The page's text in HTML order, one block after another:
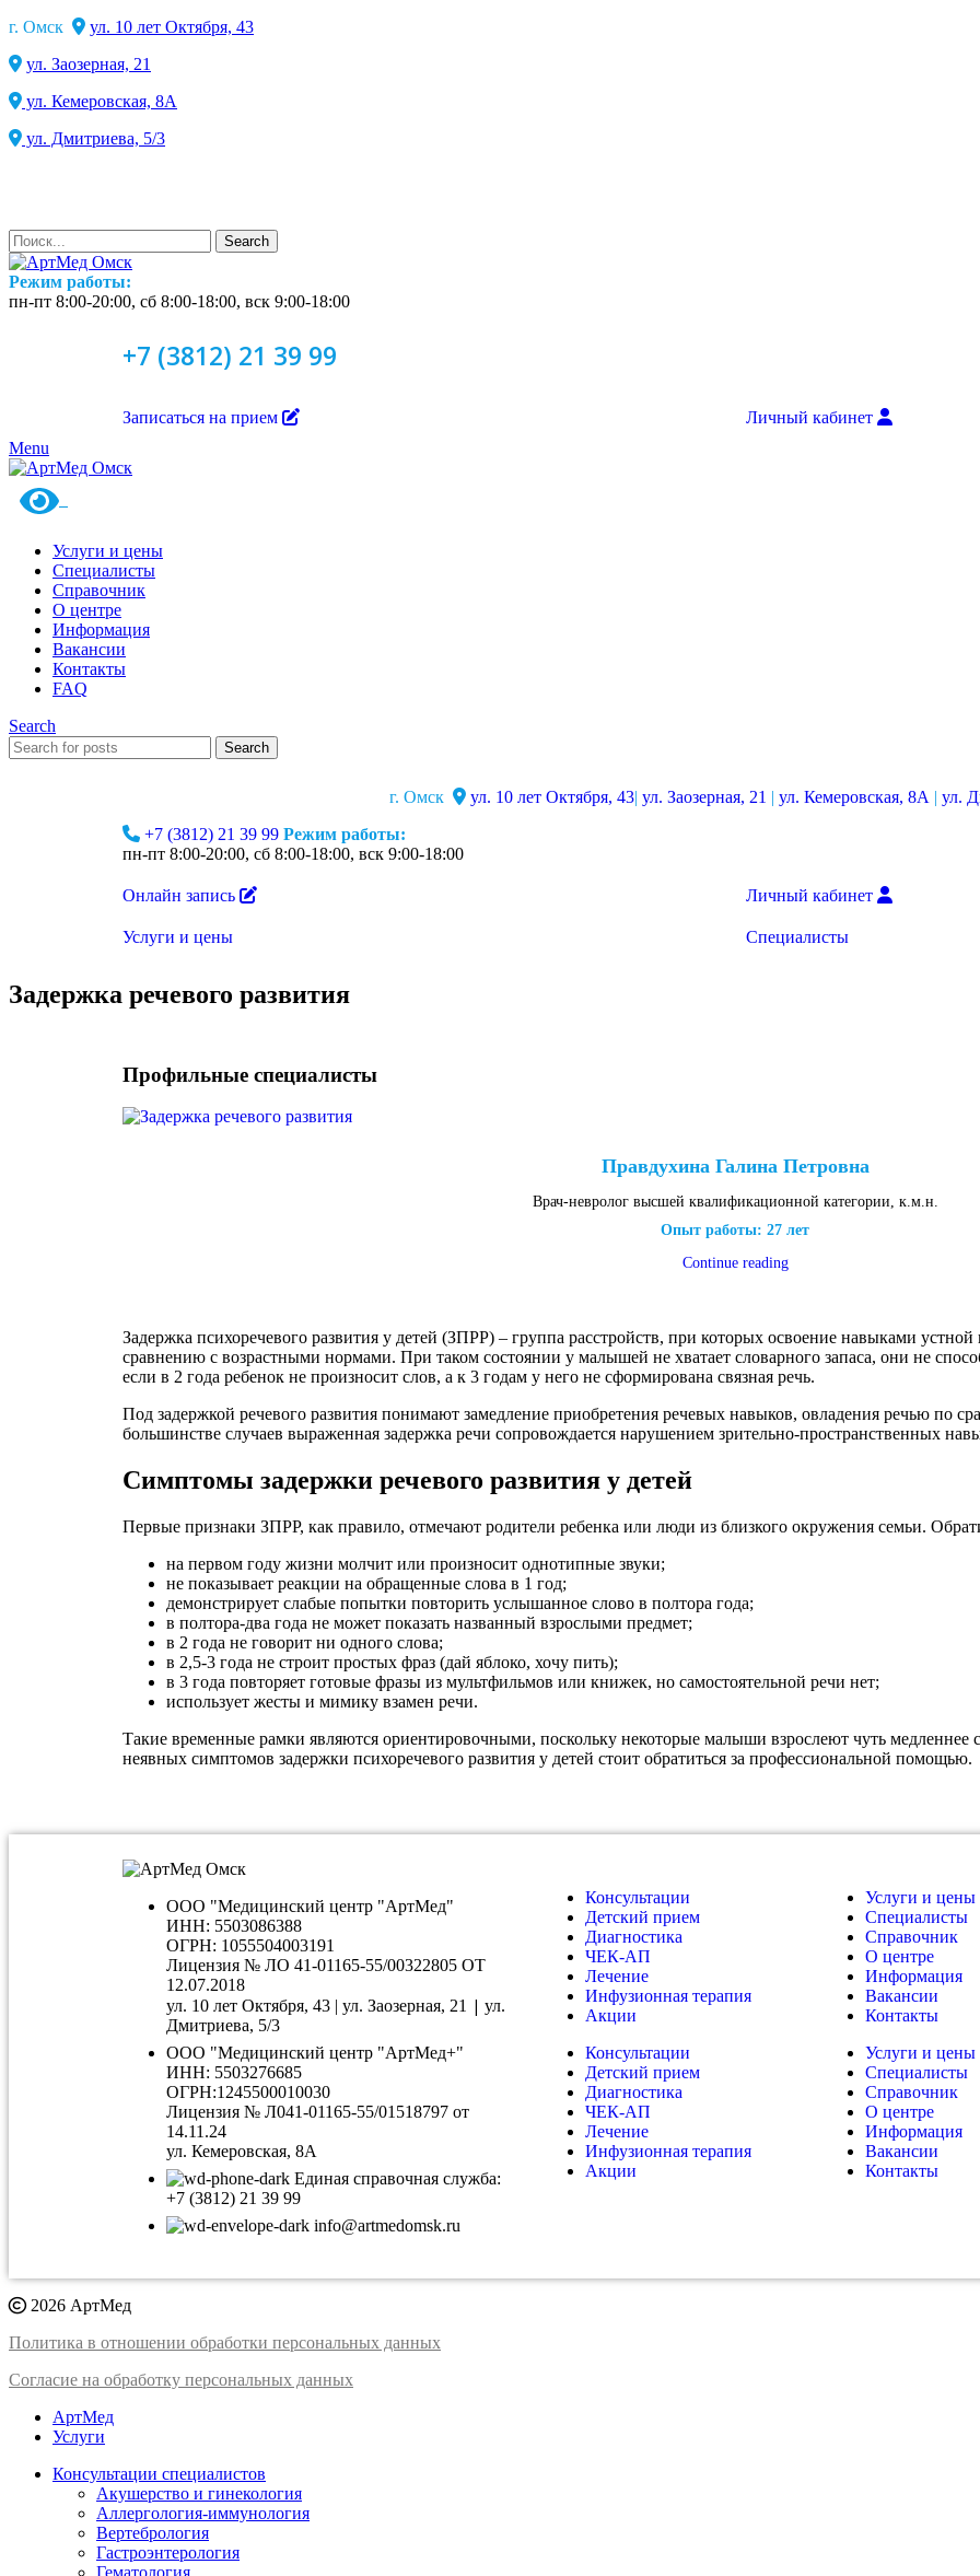
г. Омск
ул. 10 лет Октября, 43
ул. Заозерная, 21
ул. Кемеровская, 8А
ул. Дмитриева, 5/3
Search
Режим работы:
пн-пт 8:00-20:00, сб 8:00-18:00, вск 9:00-18:00
+7 (3812) 21 39 99
Записаться на прием
Личный кабинет
Menu
Услуги и цены
Специалисты
Справочник
О центре
Информация
Вакансии
Контакты
FAQ
Search
Search
г. Омск ул. 10 лет Октября, 43| ул. Заозерная, 21 | ул. Кемеровская, 8А | ул.
+7 (3812) 21 39 99 Режим работы:
пн-пт 8:00-20:00, сб 8:00-18:00, вск 9:00-18:00
Онлайн запись
Услуги и цены
Личный кабинет
Специалисты
Задержка речевого развития
Профильные специалисты
Правдухина Галина Петровна
Врач-невролог высшей квалификационной категории, к.м.н.
Опыт работы: 27 лет
Continue reading
Задержка психоречевого развития у детей (ЗПРР) – группа расстройств, при которых освоение навыками
сравнению с возрастными нормами. При таком состоянии у малышей не хватает словарного запаса, они не
если в 2 года ребенок не произносит слов, а к 3 годам у него не сформирована связная речь.
Под задержкой речевого развития понимают замедление приобретения речевых навыков, овладения речью по
большинстве случаев выраженная задержка речи сопровождается нарушением зрительно-пространственных
Симптомы задержки речевого развития у детей
Первые признаки ЗПРР, как правило, отмечают родители ребенка или люди из близкого окружения семьи.
на первом году жизни молчит или произносит однотипные звуки;
не показывает реакции на обращенные слова в 1 год;
демонстрирует слабые попытки повторить услышанное слово в полтора года;
в полтора-два года не может показать названный взрослыми предмет;
в 2 года не говорит ни одного слова;
в 2,5-3 года не строит простых фраз (дай яблоко, хочу пить);
в 3 года повторяет готовые фразы из мультфильмов или книжек, но самостоятельной речи нет;
использует жесты и мимику взамен речи.
Такие временные рамки являются ориентировочными, поскольку некоторые малыши взрослеют чуть медленнее
неявных симптомов задержки психоречевого развития у детей стоит обратиться за профессиональной помощью.
ООО "Медицинский центр "АртМед"
ИНН: 5503086388
ОГРН: 1055504003191
Лицензия № ЛО 41-01165-55/00322805 ОТ
12.07.2018
ул. 10 лет Октября, 43 | ул. Заозерная, 21 | ул.
Дмитриева, 5/3
ООО "Медицинский центр "АртМед+"
ИНН: 5503276685
ОГРН:1245500010030
Лицензия № Л041-01165-55/01518797 от
14.11.24
ул. Кемеровская, 8А
Единая справочная служба:
+7 (3812) 21 39 99
info@artmedomsk.ru
Консультации
Детский прием
Диагностика
ЧЕК-АП
Лечение
Инфузионная терапия
Акции
Консультации
Детский прием
Диагностика
ЧЕК-АП
Лечение
Инфузионная терапия
Акции
Услуги и цены
Специалисты
Справочник
О центре
Информация
Вакансии
Контакты
Услуги и цены
Специалисты
Справочник
О центре
Информация
Вакансии
Контакты
2026 АртМед
Политика в отношении обработки персональных данных
Согласие на обработку персональных данных
АртМед
Услуги
Консультации специалистов
Акушерство и гинекология
Аллергология-иммунология
Вертебрология
Гастроэнтерология